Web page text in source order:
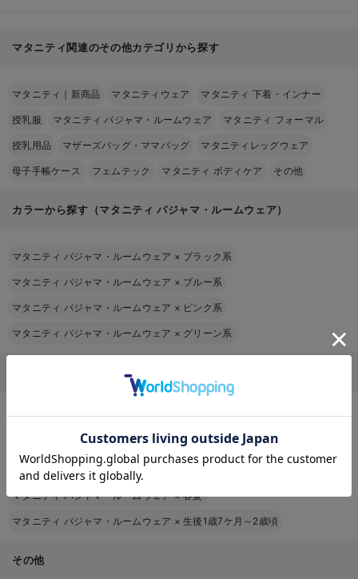
マタニティ関連のその他カテゴリから探す
マタニティ｜新商品 マタニティウェア マタニティ 下着・インナー
授乳服 マタニティ パジャマ・ルームウェア マタニティ フォーマル
授乳用品 マザーズバッグ・ママバッグ マタニティレッグウェア
母子手帳ケース フェムテック マタニティ ボディケア その他
カラーから探す（マタニティ パジャマ・ルームウェア）
マタニティ パジャマ・ルームウェア × ブラック系
マタニティ パジャマ・ルームウェア × ブルー系
マタニティ パジャマ・ルームウェア × ピンク系
マタニティ パジャマ・ルームウェア × グリーン系
マタニティ パジャマ・ルームウェアをその他の条件から探す
マタニティ パジャマ・ルームウェア ×授乳口あり
マタニティ パジャマ・ルームウェア ×妊娠初期から
マタニティ パジャマ・ルームウェア ノースリーブ
マタニティ パジャマ・ルームウェア ×春夏
マタニティ パジャマ・ルームウェア ×生後1歳7ケ月～2歳頃
その他
お気に入り商品を確認する